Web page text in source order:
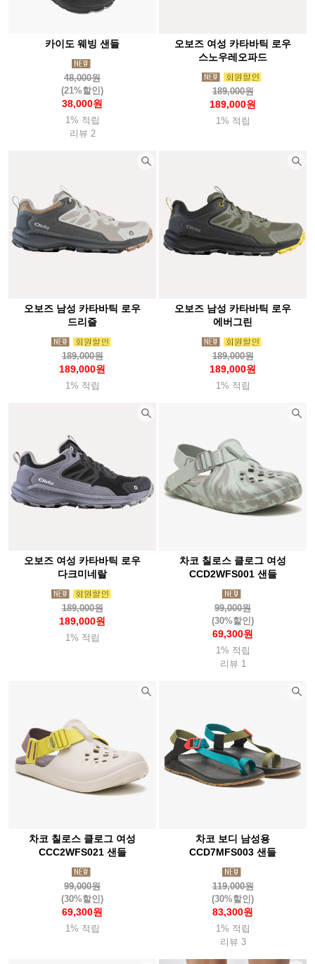
카이도 웨빙 샌들
48,000원
(21%할인)
38,000원
1% 적립
리뷰 2
오보즈 여성 카타바틱 로우
스노우레오파드
189,000원
189,000원
1% 적립
오보즈 남성 카타바틱 로우
드리즐
189,000원
189,000원
1% 적립
오보즈 남성 카타바틱 로우
에버그린
189,000원
189,000원
1% 적립
오보즈 여성 카타바틱 로우
다크미네랄
189,000원
189,000원
1% 적립
차코 칠로스 클로그 여성
CCD2WFS001 샌들
99,000원
(30%할인)
69,300원
1% 적립
리뷰 1
차코 칠로스 클로그 여성
CCC2WFS021 샌들
99,000원
(30%할인)
69,300원
1% 적립
차코 보디 남성용
CCD7MFS003 샌들
119,000원
(30%할인)
83,300원
1% 적립
리뷰 3